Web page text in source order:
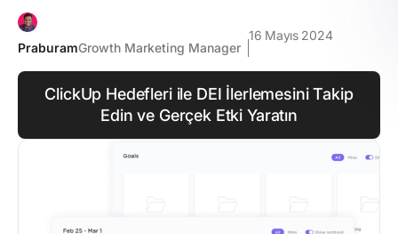
PraburamGrowth Marketing Manager
16 Mayıs 2024
ClickUp Hedefleri ile DEI İlerlemesini Takip
Edin ve Gerçek Etki Yaratın